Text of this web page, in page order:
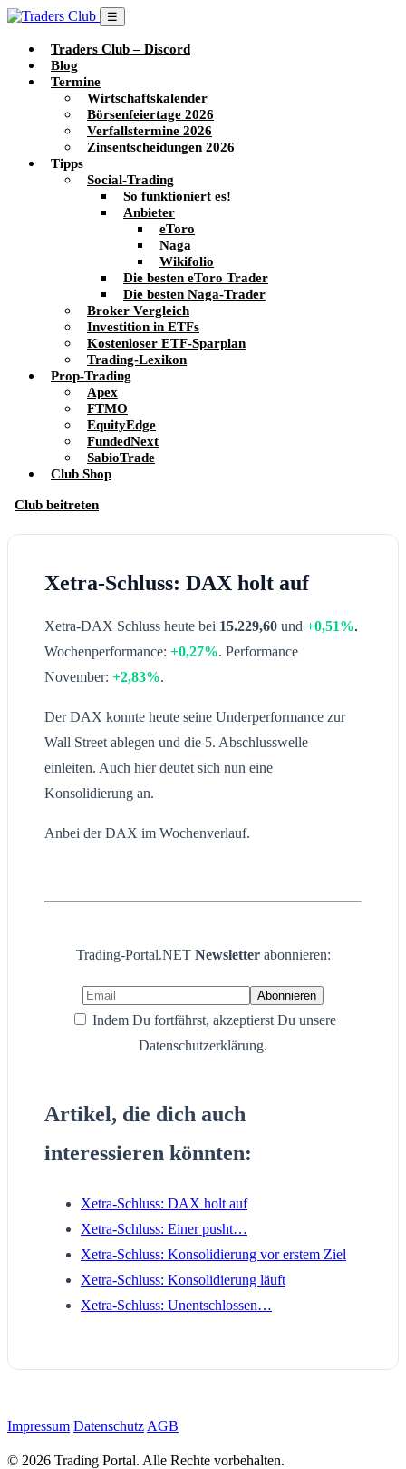
☰
Traders Club – Discord
Blog
Termine
Wirtschaftskalender
Börsenfeiertage 2026
Verfallstermine 2026
Zinsentscheidungen 2026
Tipps
Social-Trading
So funktioniert es!
Anbieter
eToro
Naga
Wikifolio
Die besten eToro Trader
Die besten Naga-Trader
Broker Vergleich
Investition in ETFs
Kostenloser ETF-Sparplan
Trading-Lexikon
Prop-Trading
Apex
FTMO
EquityEdge
FundedNext
SabioTrade
Club Shop
Club beitreten
Xetra-Schluss: DAX holt auf
Xetra-DAX Schluss heute bei 15.229,60 und +0,51%.
Wochenperformance: +0,27%. Performance
November: +2,83%.
Der DAX konnte heute seine Underperformance zur
Wall Street ablegen und die 5. Abschlusswelle
einleiten. Auch hier deutet sich nun eine
Konsolidierung an.
Anbei der DAX im Wochenverlauf.
Trading-Portal.NET Newsletter abonnieren:
Indem Du fortfährst, akzeptierst Du unsere
Datenschutzerklärung.
Artikel, die dich auch
interessieren könnten:
Xetra-Schluss: DAX holt auf
Xetra-Schluss: Einer pusht…
Xetra-Schluss: Konsolidierung vor erstem Ziel
Xetra-Schluss: Konsolidierung läuft
Xetra-Schluss: Unentschlossen…
Impressum Datenschutz AGB
© 2026 Trading Portal. Alle Rechte vorbehalten.